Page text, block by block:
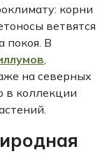
корни
ветвятся
покоя. В
,
на северных
в коллекции